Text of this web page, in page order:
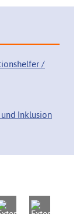
/
Inklusion